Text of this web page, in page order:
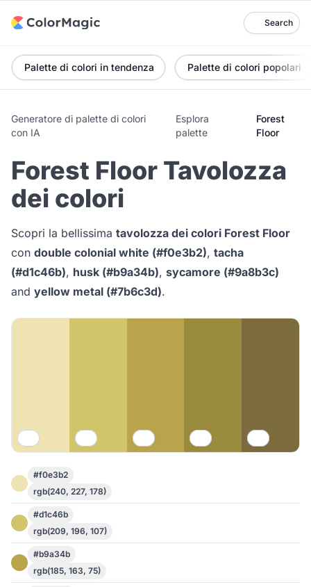
Search
Palette di colori in tendenza Palette di colori popolari
Generatore di palette di colori
con IA
Esplora
palette
Forest
Floor
Forest Floor Tavolozza
dei colori
Scopri la bellissima tavolozza dei colori Forest Floor
con double colonial white (#f0e3b2), tacha
(#d1c46b), husk (#b9a34b), sycamore (#9a8b3c)
and yellow metal (#7b6c3d).
#f0e3b2
rgb(240, 227, 178)
#d1c46b
rgb(209, 196, 107)
#b9a34b
rgb(185, 163, 75)